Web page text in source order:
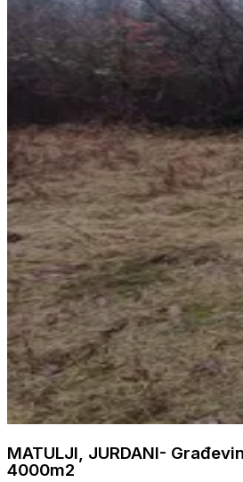
MATULJI, JURDANI- Građevinsko zemljište
4000m2